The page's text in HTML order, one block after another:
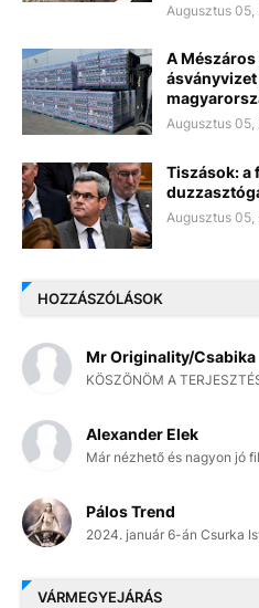
Augusztus 05,
A
Augusztus 05,
Tiszások: a
Augusztus 05,
HOZZÁSZÓLÁSOK
Mr Originality/Csabika
KÖSZÖNÖM A
Alexander Elek
Már nézhető és nagyon jó
Pálos Trend
2024. január 6-án Csurka
VÁRMEGYEJÁRÁS